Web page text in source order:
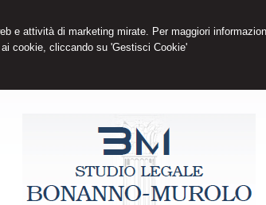
e attività di marketing mirate. Per maggiori
cookie, cliccando su 'Gestisci Cookie'